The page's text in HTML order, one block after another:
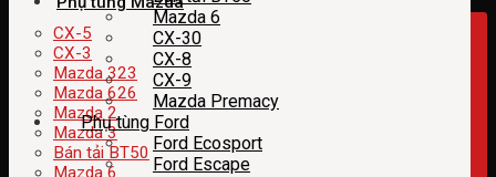
CX-5
CX-3
Mazda 323
Mazda 626
Mazda 2
Mazda 3
Bán tải BT50
Mazda 6
Mazda 6
CX-30
CX-8
CX-9
Mazda Premacy
Phụ tùng Ford
Ford Ecosport
Ford Escape